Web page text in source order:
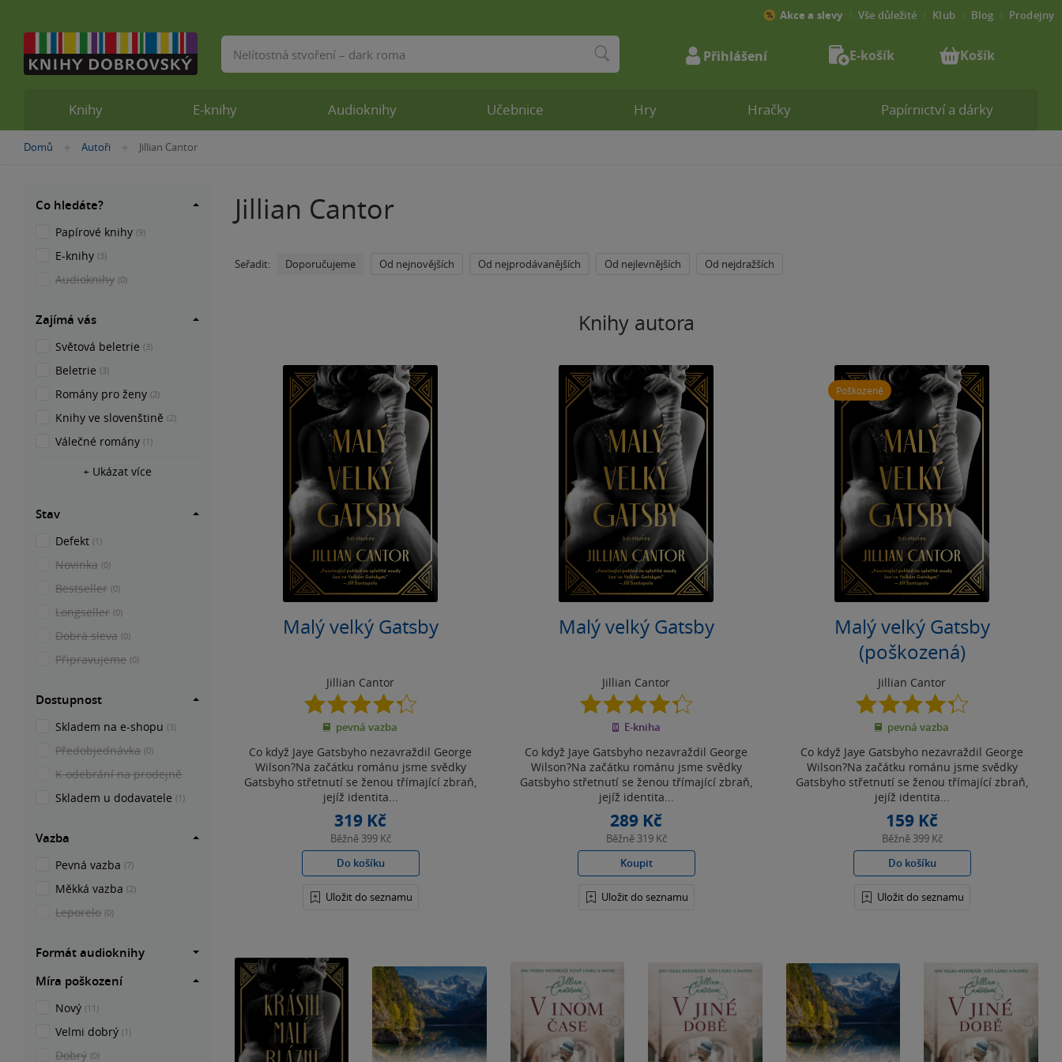
Nacházíte
Domů »Autoři »Jillian Cantor
Jillian Cantor
Seřadit: Doporučujeme Od nejnovějších Od nejprodávanějších Od nejlevnějších Od nejdražších
Knihy autora
Malý velký Gatsby
Jillian Cantor
4.3
z
5
pevná vazba
Co když Jaye Gatsbyho nezavraždil George
Wilson?Na začátku románu jsme svědky
Gatsbyho střetnutí se ženou třímající zbraň,
jejíž identita...
319 Kč
Běžně 399 Kč
Do košíku
Uložit do seznamu
Malý velký Gatsby
Jillian Cantor
4.3
z
5
E-kniha
Co když Jaye Gatsbyho nezavraždil George
Wilson?Na začátku románu jsme svědky
Gatsbyho střetnutí se ženou třímající zbraň,
jejíž identita...
289 Kč
Běžně 319 Kč
Koupit
Uložit do seznamu
Poškozené
Malý velký Gatsby
(poškozená)
Jillian Cantor
4.3
z
5
pevná vazba
Co když Jaye Gatsbyho nezavraždil George
Wilson?Na začátku románu jsme svědky
Gatsbyho střetnutí se ženou třímající zbraň,
jejíž identita...
159 Kč
Běžně 399 Kč
Do košíku
Uložit do seznamu
Co hledáte?
Papírové knihy (9)
E-knihy (3)
Audioknihy (0)
Zajímá vás
Světová beletrie (3)
Beletrie (3)
Romány pro ženy (2)
Knihy ve slovenštině (2)
Válečné romány (1)
+ Ukázat více
Stav
Defekt (1)
Novinka (0)
Bestseller (0)
Longseller (0)
Dobrá sleva (0)
Připravujeme (0)
Dostupnost
Skladem na e-shopu (3)
Předobjednávka (0)
K odebrání na prodejně
Skladem u dodavatele (1)
Vazba
Pevná vazba (7)
Měkká vazba (2)
Leporelo (0)
Formát audioknihy
Míra poškození
Nový (11)
Velmi dobrý (1)
Dobrý (0)
Knihy E-knihy Audioknihy Učebnice Hry Hračky Papírnictví a dárky
Akce a slevy Vše důležité Klub Blog Prodejny
Vyhledávání Přihlášení E-košík Košík